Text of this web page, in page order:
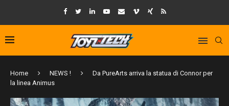
Home NEWS !
Da PureArts arriva la statua di Connor per
la linea Animus